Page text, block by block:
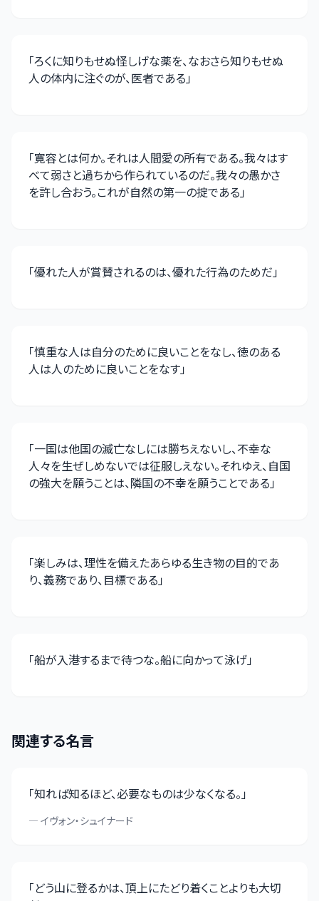
「ろくに知りもせぬ怪しげな薬を、なおさら知りもせぬ
人の体内に注ぐのが、医者である」
「寛容とは何か。それは人間愛の所有である。我々はす
べて弱さと過ちから作られているのだ。我々の愚かさ
を許し合おう。これが自然の第一の掟である」
「優れた人が賞賛されるのは、優れた行為のためだ」
「慎重な人は自分のために良いことをなし、徳のある
人は人のために良いことをなす」
「一国は他国の滅亡なしには勝ちえないし、不幸な
人々を生ぜしめないでは征服しえない。それゆえ、自国
の強大を願うことは、隣国の不幸を願うことである」
「楽しみは、理性を備えたあらゆる生き物の目的であ
り、義務であり、目標である」
「船が入港するまで待つな。船に向かって泳げ」
関連する名言
「知れば知るほど、必要なものは少なくなる。」
— イヴォン・シュイナード
「どう山に登るかは、頂上にたどり着くことよりも大切